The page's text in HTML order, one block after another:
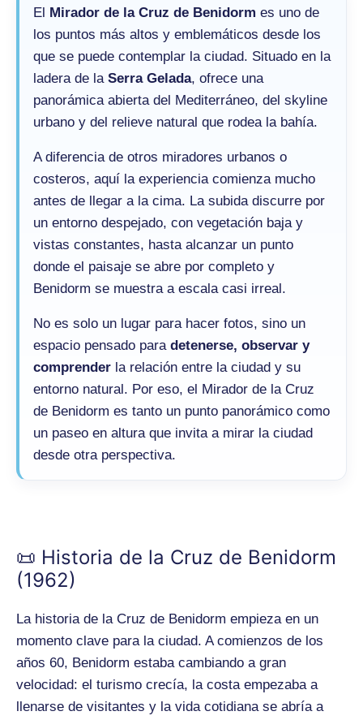
El Mirador de la Cruz de Benidorm es uno de
los puntos más altos y emblemáticos desde los
que se puede contemplar la ciudad. Situado en la
ladera de la Serra Gelada, ofrece una
panorámica abierta del Mediterráneo, del skyline
urbano y del relieve natural que rodea la bahía.
A diferencia de otros miradores urbanos o
costeros, aquí la experiencia comienza mucho
antes de llegar a la cima. La subida discurre por
un entorno despejado, con vegetación baja y
vistas constantes, hasta alcanzar un punto
donde el paisaje se abre por completo y
Benidorm se muestra a escala casi irreal.
No es solo un lugar para hacer fotos, sino un
espacio pensado para detenerse, observar y
comprenderla relación entre la ciudad y su
entorno natural. Por eso, el Mirador de la Cruz
de Benidorm es tanto un punto panorámico como
un paseo en altura que invita a mirar la ciudad
desde otra perspectiva.
📜 Historia de la Cruz de Benidorm
(1962)
La historia de la Cruz de Benidorm empieza en un
momento clave para la ciudad. A comienzos de los
años 60, Benidorm estaba cambiando a gran
velocidad: el turismo crecía, la costa empezaba a
llenarse de visitantes y la vida cotidiana se abría a